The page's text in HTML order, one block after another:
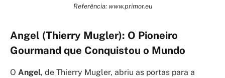
Referência: www.primor.eu
Angel (Thierry Mugler): O Pioneiro
Gourmand que Conquistou o Mundo
O Angel, de Thierry Mugler, abriu as portas para a